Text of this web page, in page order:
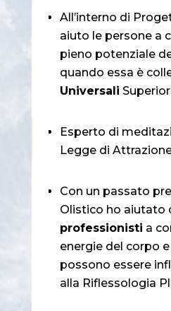
All’interno di
aiuto le persone a
pieno potenziale
quando essa è
Universali
Esperto di
Legge di
Con un passato
Olistico ho aiutato
professionisti a
energie del corpo
possono essere
alla Riflessologia